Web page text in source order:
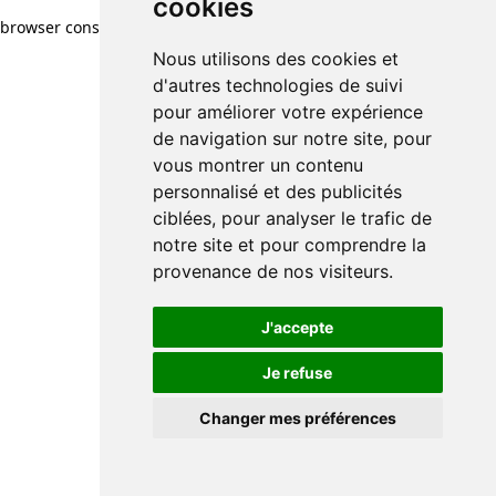
cookies
Nous utilisons des cookies et
d'autres technologies de suivi
pour améliorer votre expérience
de navigation sur notre site, pour
vous montrer un contenu
personnalisé et des publicités
ciblées, pour analyser le trafic de
notre site et pour comprendre la
provenance de nos visiteurs.
J'accepte
Je refuse
Changer mes préférences
browser console for more information)